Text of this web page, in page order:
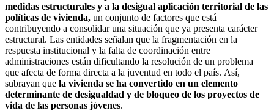
medidas estructurales y a la desigual aplicación territorial de las
políticas de vivienda, un conjunto de factores que está
contribuyendo a consolidar una situación que ya presenta carácter
estructural. Las entidades señalan que la fragmentación en la
respuesta institucional y la falta de coordinación entre
administraciones están dificultando la resolución de un problema
que afecta de forma directa a la juventud en todo el país. Así,
subrayan que la vivienda se ha convertido en un elemento
determinante de desigualdad y de bloqueo de los proyectos de
vida de las personas jóvenes.